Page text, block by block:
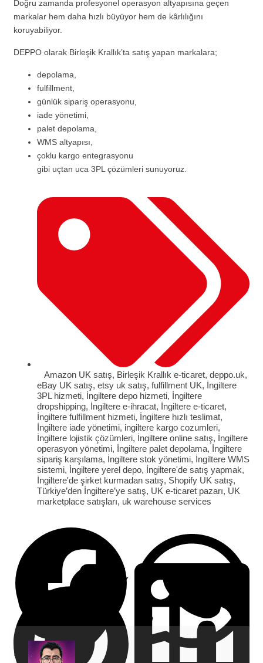
Doğru zamanda profesyonel operasyon altyapısına geçen
markalar hem daha hızlı büyüyor hem de kârlılığını
koruyabiliyor.
DEPPO olarak Birleşik Krallık’ta satış yapan markalara;
depolama,
fulfillment,
günlük sipariş operasyonu,
iade yönetimi,
palet depolama,
WMS altyapısı,
çoklu kargo entegrasyonu
gibi uçtan uca 3PL çözümleri sunuyoruz.
Amazon UK satış, Birleşik Krallık e-ticaret, deppo.uk,
eBay UK satış, etsy uk satış, fulfillment UK, İngiltere
3PL hizmeti, İngiltere depo hizmeti, İngiltere
dropshipping, İngiltere e-ihracat, İngiltere e-ticaret,
İngiltere fulfillment hizmeti, İngiltere hızlı teslimat,
İngiltere iade yönetimi, ingiltere kargo cozumleri,
İngiltere lojistik çözümleri, İngiltere online satış, İngiltere
operasyon yönetimi, İngiltere palet depolama, İngiltere
sipariş karşılama, İngiltere stok yönetimi, İngiltere WMS
sistemi, İngiltere yerel depo, İngiltere'de satış yapmak,
İngiltere'de şirket kurmadan satış, Shopify UK satış,
Türkiye’den İngiltere’ye satış, UK e-ticaret pazarı, UK
marketplace satışları, uk warehouse services
Facebook